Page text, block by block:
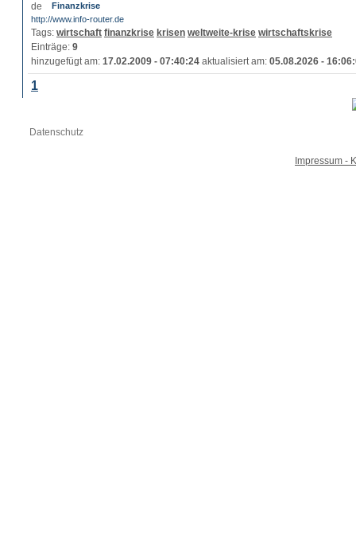
Finanzkrise
http://www.info-router.de
Tags: wirtschaft finanzkrise krisen weltweite-krise wirtschaftskrise
Einträge: 9
hinzugefügt am: 17.02.2009 - 07:40:24 aktualisiert am: 05.08.2026 -
1
Datenschutz
Impressum -